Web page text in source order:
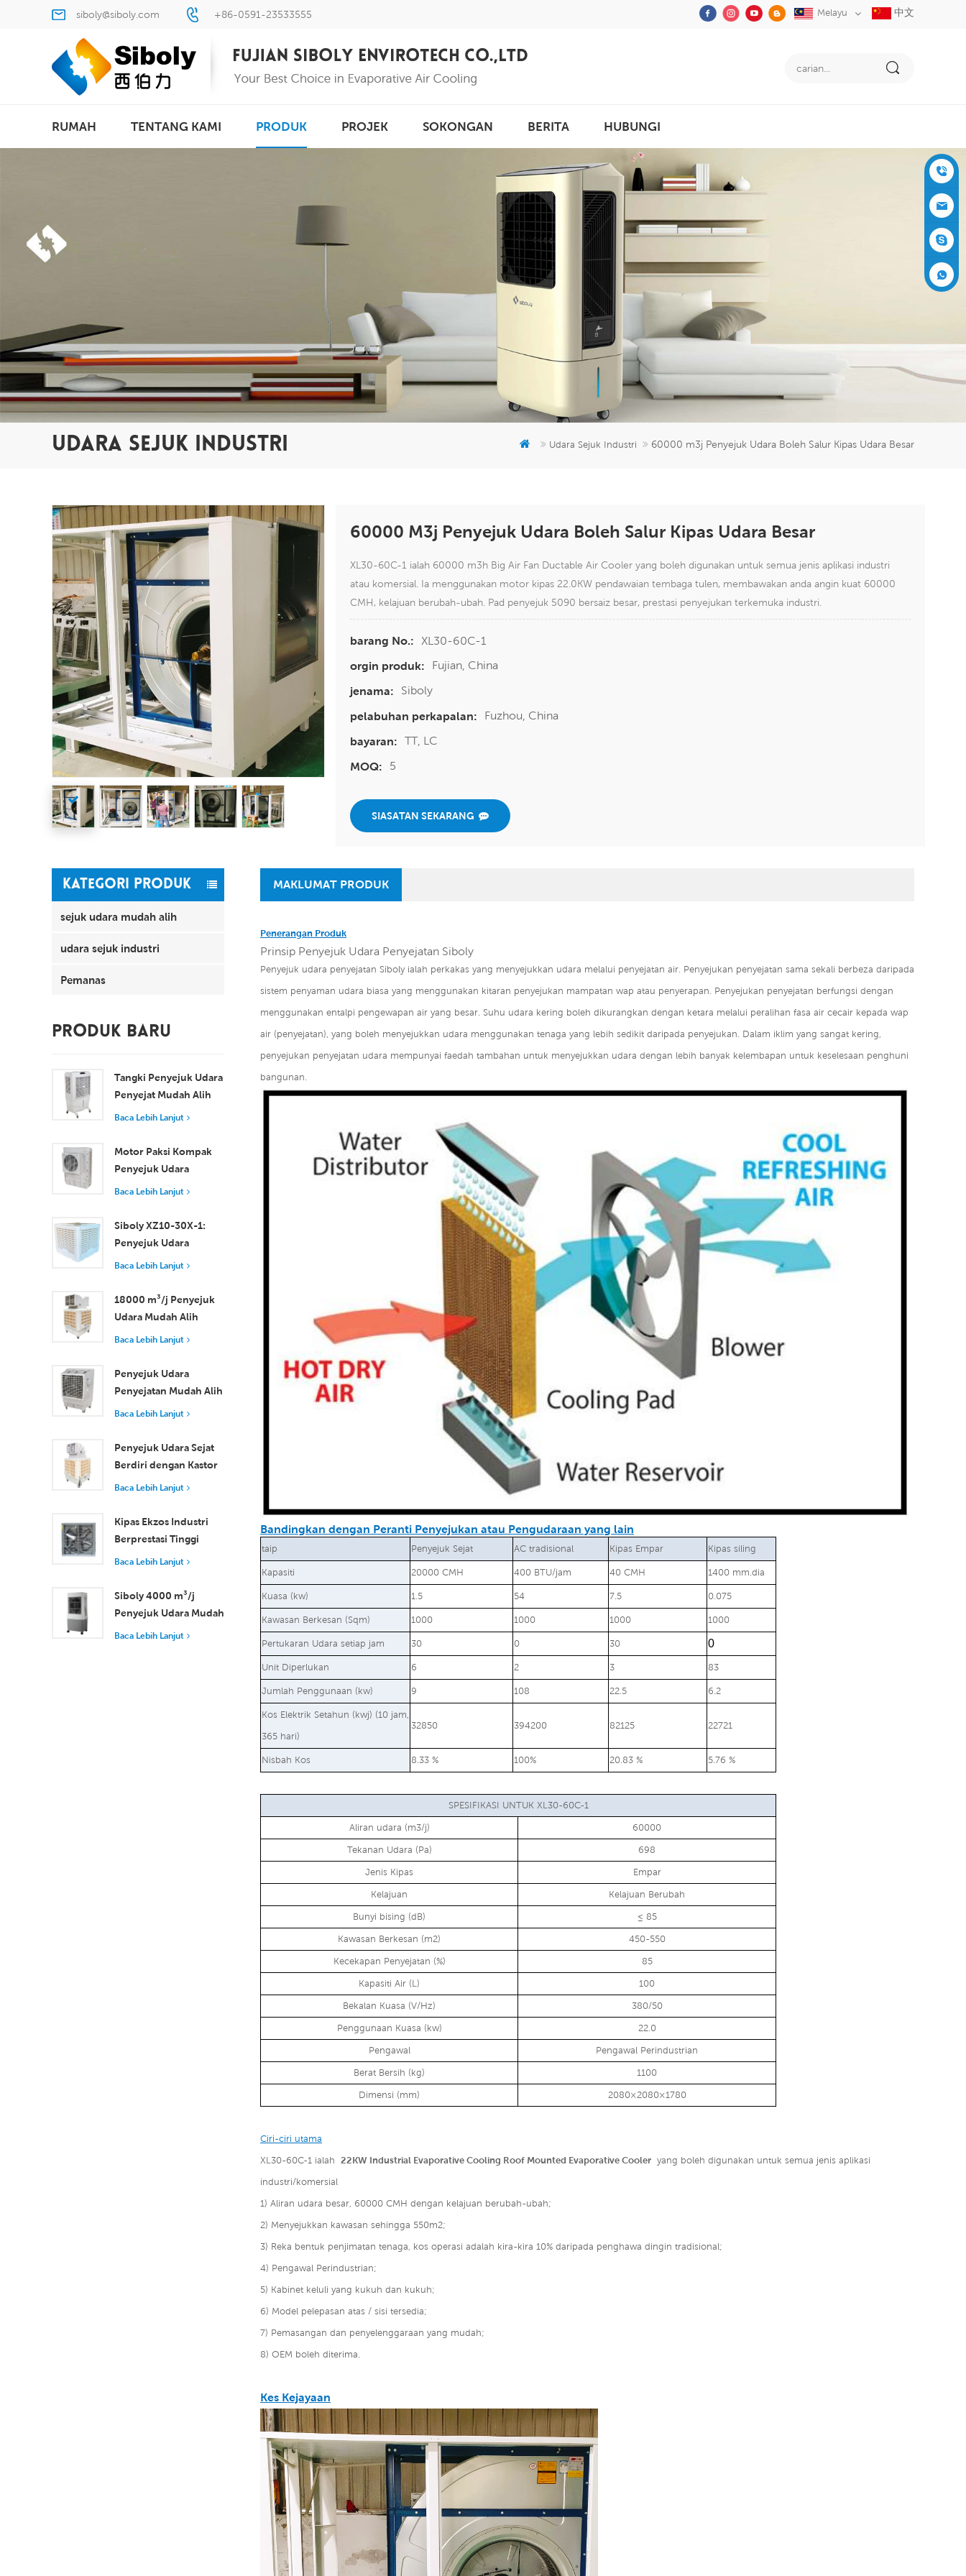
siboly@siboly.com +86-0591-23533555 Melayu 中文
RUMAH TENTANG KAMI PRODUK PROJEK SOKONGAN BERITA HUBUNGI
UDARA SEJUK INDUSTRI Udara Sejuk Industri 60000 m3j Penyejuk Udara Boleh Salur Kipas Udara Besar
60000 M3j Penyejuk Udara Boleh Salur Kipas Udara Besar
XL30-60C-1 ialah 60000 m3h Big Air Fan Ductable Air Cooler yang boleh digunakan untuk semua jenis aplikasi industri
atau komersial. Ia menggunakan motor kipas 22.0KW pendawaian tembaga tulen, membawakan anda angin kuat 60000
CMH, kelajuan berubah-ubah. Pad penyejuk 5090 bersaiz besar, prestasi penyejukan terkemuka industri.
barang No.:
XL30-60C-1
orgin produk:
Fujian, China
jenama:
Siboly
pelabuhan perkapalan:
Fuzhou, China
bayaran: TT, LC
MOQ:
5
SIASATAN SEKARANG
KATEGORI PRODUK
sejuk udara mudah alih
udara sejuk industri
Pemanas
PRODUK BARU
Tangki Penyejuk Udara
Penyejat Mudah Alih
100L 8000 m³/j XZ13-
Baca Lebih Lanjut
Motor Paksi Kompak
Penyejuk Udara
Tingkap Penyejukan
hingga Sederhana
Baca Lebih Lanjut
Siboly XZ10-30X-1:
Penyejuk Udara
Pengewapan
m3/j
Baca Lebih Lanjut
18000 m³/j Penyejuk
Udara Mudah Alih
Industri dengan Alat
Penyejukan Ruang
Besar
Baca Lebih Lanjut
Penyejuk Udara
Penyejatan Mudah Alih
18000 m³/j Kecekapan
Kawalan Jauh
Baca Lebih Lanjut
Penyejuk Udara Sejat
Berdiri dengan Kastor
dan Alat Kawalan Jauh
Udara
Baca Lebih Lanjut
Kipas Ekzos Industri
Berprestasi Tinggi
dengan Aliran Udara
Pengudaraan Unggul
Baca Lebih Lanjut
Siboly 4000 m³/j
Penyejuk Udara Mudah
Alih Industri 50L
Baca Lebih Lanjut
MAKLUMAT PRODUK
Penerangan Produk
Prinsip Penyejuk Udara Penyejatan Siboly
Penyejuk udara penyejatan Siboly ialah perkakas yang menyejukkan udara melalui penyejatan air. Penyejukan penyejatan sama sekali berbeza daripada
sistem penyaman udara biasa yang menggunakan kitaran penyejukan mampatan wap atau penyerapan. Penyejukan penyejatan berfungsi dengan
menggunakan entalpi pengewapan air yang besar. Suhu udara kering boleh dikurangkan dengan ketara melalui peralihan fasa air cecair kepada wap
air (penyejatan), yang boleh menyejukkan udara menggunakan tenaga yang lebih sedikit daripada penyejukan. Dalam iklim yang sangat kering,
penyejukan penyejatan udara mempunyai faedah tambahan untuk menyejukkan udara dengan lebih banyak kelembapan untuk keselesaan penghuni
bangunan.
Bandingkan dengan Peranti Penyejukan atau Pengudaraan yang lain
taip Penyejuk Sejat AC tradisional Kipas Empar Kipas siling
Kapasiti 20000 CMH 400 BTU/jam 40 CMH 1400 mm.dia
Kuasa (kw) 1.5 54 7.5 0.075
Kawasan Berkesan (Sqm) 1000 1000 1000 1000
Pertukaran Udara setiap jam 30 0 30 0
Unit Diperlukan 6 2 3 83
Jumlah Penggunaan (kw) 9 108 22.5 6.2
Kos Elektrik Setahun (kwj) (10 jam,
365 hari)
32850 394200 82125 22721
Nisbah Kos 8.33 % 100% 20.83 % 5.76 %
SPESIFIKASI UNTUK XL30-60C-1
Aliran udara (m3/j) 60000
Tekanan Udara (Pa) 698
Jenis Kipas Empar
Kelajuan Kelajuan Berubah
Bunyi bising (dB) ≤ 85
Kawasan Berkesan (m2) 450-550
Kecekapan Penyejatan (%) 85
Kapasiti Air (L) 100
Bekalan Kuasa (V/Hz) 380/50
Penggunaan Kuasa (kw) 22.0
Pengawal Pengawal Perindustrian
Berat Bersih (kg) 1100
Dimensi (mm) 2080×2080×1780
Ciri-ciri utama
XL30-60C-1 ialah 22KW Industrial Evaporative Cooling Roof Mounted Evaporative Cooler yang boleh digunakan untuk semua jenis aplikasi
industri/komersial
1) Aliran udara besar, 60000 CMH dengan kelajuan berubah-ubah;
2) Menyejukkan kawasan sehingga 550m2;
3) Reka bentuk penjimatan tenaga, kos operasi adalah kira-kira 10% daripada penghawa dingin tradisional;
4) Pengawal Perindustrian;
5) Kabinet keluli yang kukuh dan kukuh;
6) Model pelepasan atas / sisi tersedia;
7) Pemasangan dan penyelenggaraan yang mudah;
8) OEM boleh diterima.
Kes Kejayaan
+86-05
91-2353
3555
siboly@s
iboly.co
evaporat
er
5951777